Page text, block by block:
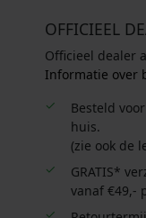
OFFICIEEL
Officieel dealer
Informatie over
Besteld
huis.
(zie ook de
GRATIS*
vanaf €49,-